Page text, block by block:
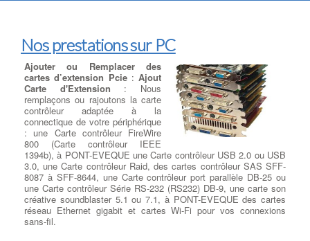
Nos prestations sur PC
Ajouter ou Remplacer des
cartes d’extension Pcie: Ajout
Carte d'Extension : Nous
remplaçons ou rajoutons la carte
contrôleur adaptée à la
connectique de votre périphérique
: une Carte contrôleur FireWire
800 (Carte contrôleur IEEE
1394b), à PONT-EVEQUE une Carte contrôleur USB 2.0 ou USB
3.0, une Carte contrôleur Raid, des cartes contrôleur SAS SFF-
8087 à SFF-8644, une Carte contrôleur port parallèle DB-25 ou
une Carte contrôleur Série RS-232 (RS232) DB-9, une carte son
créative soundblaster 5.1 ou 7.1, à PONT-EVEQUE des cartes
réseau Ethernet gigabit et cartes Wi-Fi pour vos connexions
sans-fil.